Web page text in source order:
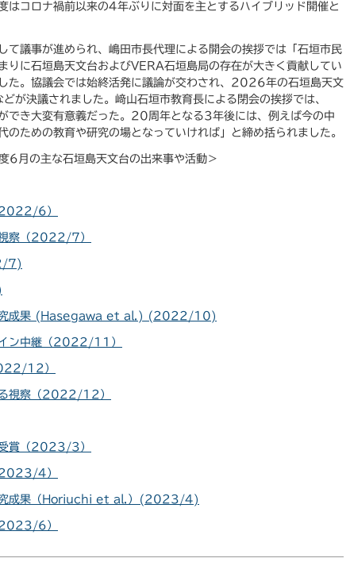
はコロナ禍前以来の4年ぶりに対面を主とするハイブリッド開催と
議事が進められ、嶋田市長代理による開会の挨拶では「石垣市民
りに石垣島天文台およびVERA石垣島局の存在が大きく貢献してい
た。協議会では始終活発に議論が交わされ、2026年の石垣島天文
が決議されました。﨑山石垣市教育長による閉会の挨拶では、
でき大変有意義だった。20周年となる3年後には、例えば今の中
のための教育や研究の場となっていければ」と締め括られました。
の主な石垣島天文台の出来事や活動＞
2022/6）
視察（2022/7）
7)
究成果 (Hasegawa et al.) (2022/10)
イン中継（2022/11）
12）
る視察（2022/12）
受賞（2023/3）
2023/4）
究成果（Horiuchi et al.）(2023/4)
2023/6）